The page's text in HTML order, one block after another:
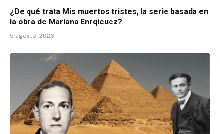
¿De qué trata Mis muertos tristes, la serie basada en
la obra de Mariana Enrqieuez?
5 agosto, 2026